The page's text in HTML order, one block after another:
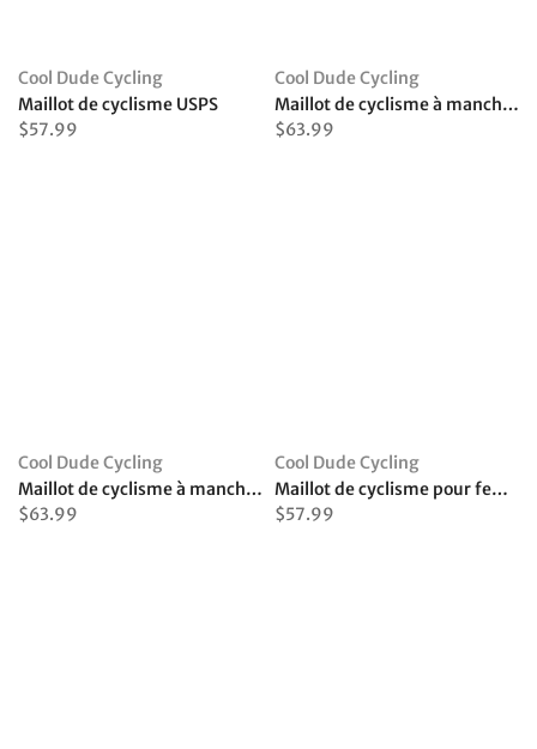
Cool Dude Cycling
Maillot de cyclisme USPS
$57.99
Cool Dude Cycling
Maillot de cyclisme à manches longues rose ONCE
$63.99
Cool Dude Cycling
Maillot de cyclisme à manches longues California
$63.99
Cool Dude Cycling
Maillot de cyclisme pour femme du Canada
$57.99